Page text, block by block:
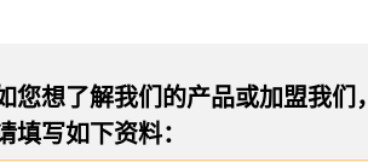
您想了解我们的产品或加盟我们，
填写如下资料：